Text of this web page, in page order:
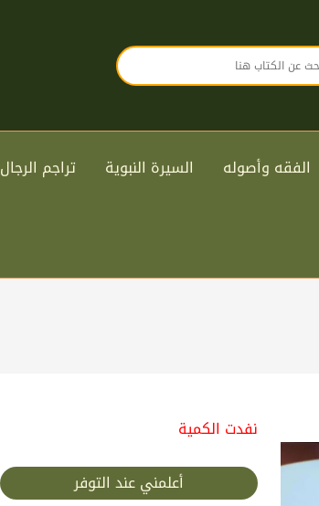
الفقه وأصوله السيرة النبوية تراجم الرجال
نفدت الكمية
أعلمني عند التوفر